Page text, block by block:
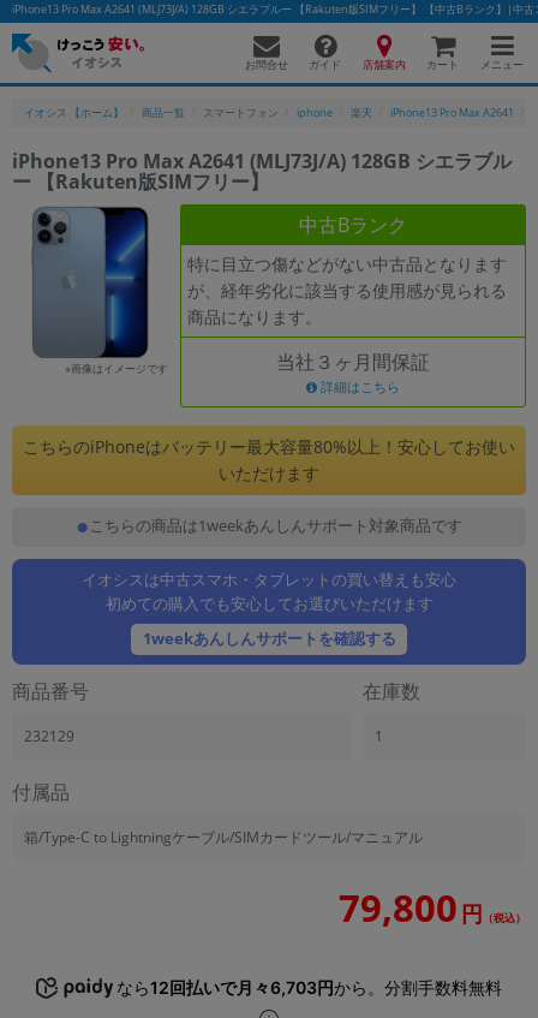
iPhone13 Pro Max A2641 (MLJ73J/A) 128GB シエラブルー 【Rakuten版SIMフリー】 【中古Bランク】|中
お問合せ ガイド 店舗案内 カート メニュー
イオシス 【ホーム】 商品一覧 スマートフォン iphone 楽天 iPhone13 Pro Max A2641
iPhone13 Pro Max A2641 (MLJ73J/A) 128GB シエラブル
ー 【Rakuten版SIMフリー】
※画像はイメージです
中古Bランク
特に目立つ傷などがない中古品となります
が、経年劣化に該当する使用感が見られる
商品になります。
当社３ヶ月間保証
詳細はこちら
こちらのiPhoneはバッテリー最大容量80%以上！安心してお使い
いただけます
こちらの商品は1weekあんしんサポート対象商品です
イオシスは中古スマホ・タブレットの買い替えも安心
初めての購入でも安心してお選びいただけます
1weekあんしんサポートを確認する
商品番号
232129
在庫数
1
付属品
箱/Type-C to Lightningケーブル/SIMカードツール/マニュアル
79,800 円 （税込）
なら12回払いで月々6,703円から。分割手数料無料
かんたんパソコン検索に切り替える
フリーワード
人気の検索ワード： Let's note
「スマートフォン」「タブレット」など
シリーズ
商品シリーズ名・ブランド名の絞り込み。
メーカー
製造、販売メーカーの絞り込み
「Apple」「SONY」「SHARP」など
商品の搭載機能による絞り込み
ドライブの絞り込み
ランク
OS